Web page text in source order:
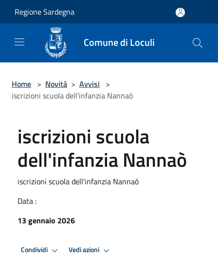
Regione Sardegna
Comune di Loculi
Home > Novità > Avvisi >
iscrizioni scuola dell'infanzia Nannaò
iscrizioni scuola
dell'infanzia Nannaò
iscrizioni scuola dell'infanzia Nannaò
Data :
13 gennaio 2026
Condividi Vedi azioni